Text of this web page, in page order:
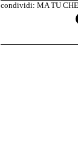
condividi: MA TU CHE